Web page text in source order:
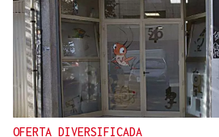
OFERTA DIVERSIFICADA